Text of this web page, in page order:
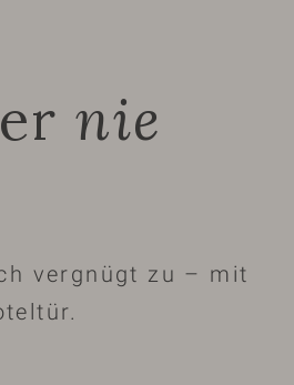
nie
vergnügt zu – mit